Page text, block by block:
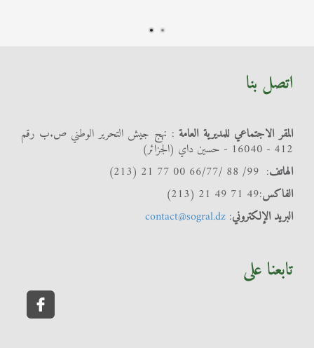
اتصل بنا
المقر الاجتماعي للمديرية العامة : نهج جيش التحرير الوطني ص.ب رقم
412 - 16040 - حسين داي (الجزائر)
الهاتف: 99/ 88 /66/77 00 77 21 (213)
الفاكس:49 71 49 21 (213)
البريد الإلكتروني:
contact@sogral.dz
تابعنا على